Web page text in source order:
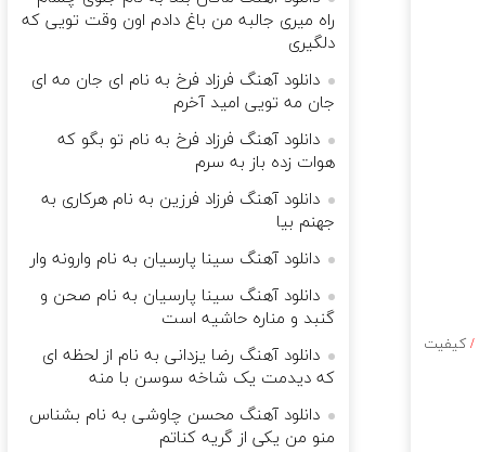
/کیفیت
راه میری جالبه من باغ دادم اون وقت تویی که
دلگیری
دانلود آهنگ فرزاد فرخ به نام ای جان مه ای
جان مه تویی امید آخرم
دانلود آهنگ فرزاد فرخ به نام تو بگو که
هوات زده باز به سرم
دانلود آهنگ فرزاد فرزین به نام هرکاری به
جهنم بیا
دانلود آهنگ سینا پارسیان به نام وارونه وار
دانلود آهنگ سینا پارسیان به نام صحن و
گنبد و مناره حاشیه است
دانلود آهنگ رضا یزدانی به نام از لحظه ای
که دیدمت یک شاخه سوسن با منه
دانلود آهنگ محسن چاوشی به نام بشناس
منو من یکی از گریه کناتم